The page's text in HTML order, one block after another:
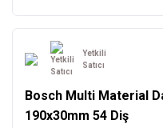
Yetkili
Satıcı
Bosch Multi Material
190x30mm 54 Diş